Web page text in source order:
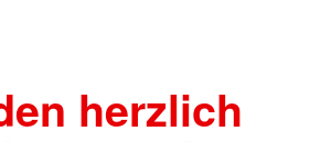
herzlich